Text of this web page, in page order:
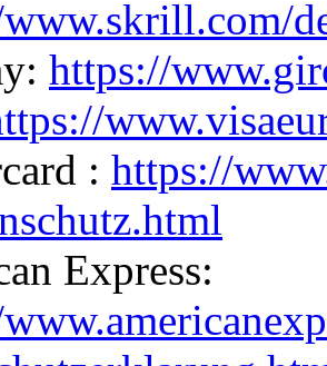
https://
: https://
Express: